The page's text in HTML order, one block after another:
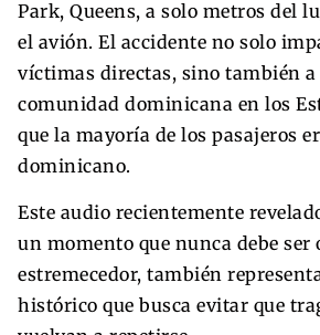
Park, Queens, a solo metros del
el avión. El accidente no solo
víctimas directas, sino también a
comunidad dominicana en los
que la mayoría de los pasajeros
dominicano.
Este audio recientemente
un momento que nunca debe ser
estremecedor, también
histórico que busca evitar que